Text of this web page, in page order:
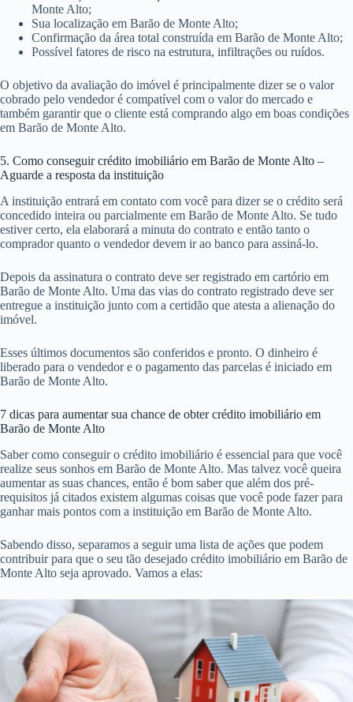
Monte Alto;
Sua localização em Barão de Monte Alto;
Confirmação da área total construída em Barão de Monte Alto;
Possível fatores de risco na estrutura, infiltrações ou ruídos.
O objetivo da avaliação do imóvel é principalmente dizer se o valor
cobrado pelo vendedor é compatível com o valor do mercado e
também garantir que o cliente está comprando algo em boas condições
em Barão de Monte Alto.
5. Como conseguir crédito imobiliário em Barão de Monte Alto –
Aguarde a resposta da instituição
A instituição entrará em contato com você para dizer se o crédito será
concedido inteira ou parcialmente em Barão de Monte Alto. Se tudo
estiver certo, ela elaborará a minuta do contrato e então tanto o
comprador quanto o vendedor devem ir ao banco para assiná-lo.
Depois da assinatura o contrato deve ser registrado em cartório em
Barão de Monte Alto. Uma das vias do contrato registrado deve ser
entregue a instituição junto com a certidão que atesta a alienação do
imóvel.
Esses últimos documentos são conferidos e pronto. O dinheiro é
liberado para o vendedor e o pagamento das parcelas é iniciado em
Barão de Monte Alto.
7 dicas para aumentar sua chance de obter crédito imobiliário em
Barão de Monte Alto
Saber como conseguir o crédito imobiliário é essencial para que você
realize seus sonhos em Barão de Monte Alto. Mas talvez você queira
aumentar as suas chances, então é bom saber que além dos pré-
requisitos já citados existem algumas coisas que você pode fazer para
ganhar mais pontos com a instituição em Barão de Monte Alto.
Sabendo disso, separamos a seguir uma lista de ações que podem
contribuir para que o seu tão desejado crédito imobiliário em Barão de
Monte Alto seja aprovado. Vamos a elas: